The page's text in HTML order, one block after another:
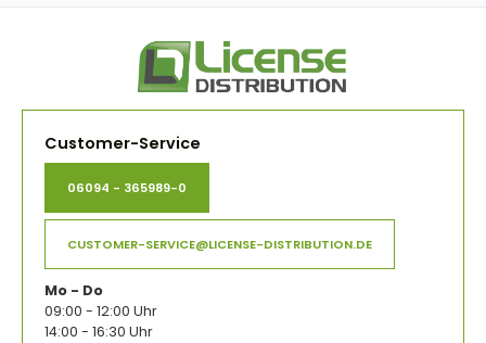
Customer-Service
06094 - 365989-0
CUSTOMER-SERVICE@LICENSE-DISTRIBUTION.DE
Mo - Do
09:00 - 12:00 Uhr
14:00 - 16:30 Uhr